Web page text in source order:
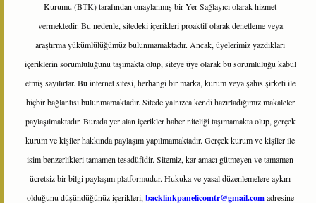
Kurumu (BTK) tarafından onaylanmış bir Yer Sağlayıcı olarak hizmet
vermektedir. Bu nedenle, sitedeki içerikleri proaktif olarak denetleme veya
araştırma yükümlülüğümüz bulunmamaktadır. Ancak, üyelerimiz yazdıkları
içeriklerin sorumluluğunu taşımakta olup, siteye üye olarak bu sorumluluğu kabul
etmiş sayılırlar. Bu internet sitesi, herhangi bir marka, kurum veya şahıs şirketi ile
hiçbir bağlantısı bulunmamaktadır. Sitede yalnızca kendi hazırladığımız makaleler
paylaşılmaktadır. Burada yer alan içerikler haber niteliği taşımamakta olup, gerçek
kurum ve kişiler hakkında paylaşım yapılmamaktadır. Gerçek kurum ve kişiler ile
isim benzerlikleri tamamen tesadüfidir. Sitemiz, kar amacı gütmeyen ve tamamen
ücretsiz bir bilgi paylaşım platformudur. Hukuka ve yasal düzenlemelere aykırı
olduğunu düşündüğünüz içerikleri, backlinkpanelicomtr@gmail.comadresine